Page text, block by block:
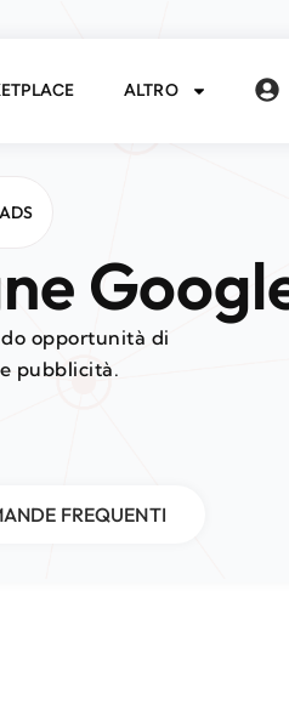
ALTRO
opportunità di
pubblicità.
FREQUENTI